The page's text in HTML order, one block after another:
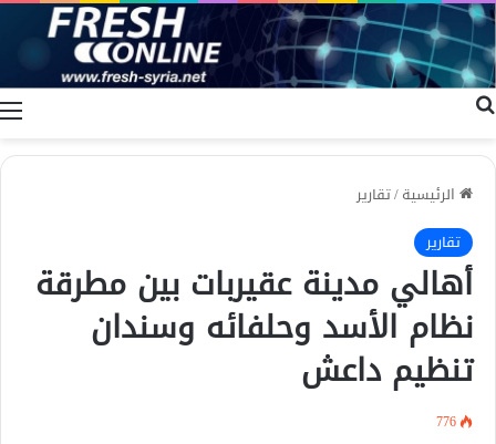
الرئيسية/تقارير
تقارير
أهالي مدينة عقيربات بين مطرقة
نظام الأسد وحلفائه وسندان
تنظيم داعش
776